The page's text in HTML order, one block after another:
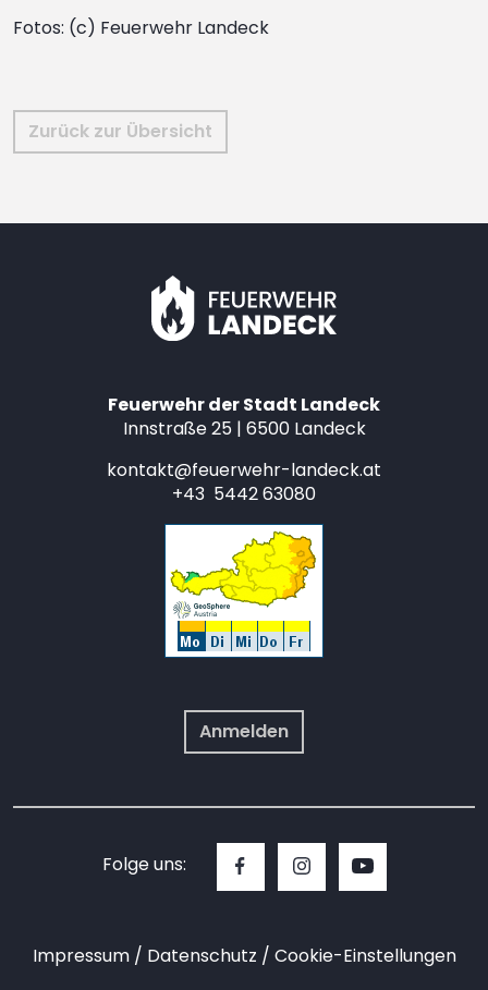
Fotos: (c) Feuerwehr Landeck
Zurück zur Übersicht
Feuerwehr der Stadt Landeck
Innstraße 25 | 6500 Landeck
kontakt@feuerwehr-landeck.at
+43 5442 63080
Anmelden
Folge uns:
Impressum Datenschutz Cookie-Einstellungen